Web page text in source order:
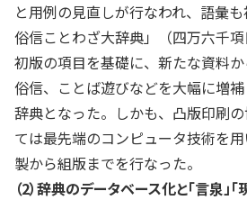
と用例の見直しが行なわれ、語彙
俗信ことわざ大辞典」（四万六千項
初版の項目を基礎に、新たな資料
俗信、ことば遊びなどを大幅に増
辞典となった。しかも、凸版印刷
ては最先端のコンピュータ技術を
製から組版までを行なった。
（2）辞典のデータベース化と「言泉」